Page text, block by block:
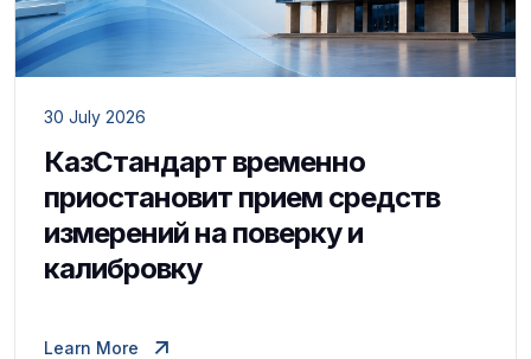
30 July 2026
КазСтандарт временно
приостановит прием средств
измерений на поверку и
калибровку
Learn More